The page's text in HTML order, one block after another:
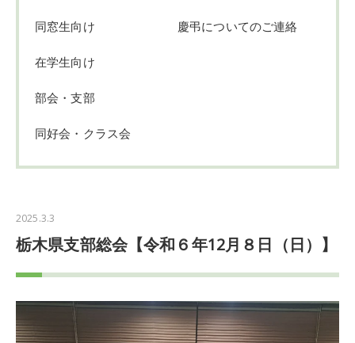
同窓生向け
在学生向け
部会・支部
同好会・クラス会
慶弔についてのご連絡
2025.3.3
栃木県支部総会【令和６年12月８日（日）】